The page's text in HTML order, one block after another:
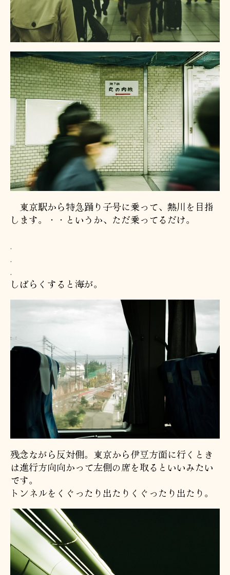
東京駅から特急踊り子号に乗って、熱川を目指
します。・・というか、ただ乗ってるだけ。
.
.
.
しばらくすると海が。
残念ながら反対側。東京から伊豆方面に行くとき
は進行方向向かって左側の席を取るといいみたい
です。
トンネルをくぐったり出たりくぐったり出たり。